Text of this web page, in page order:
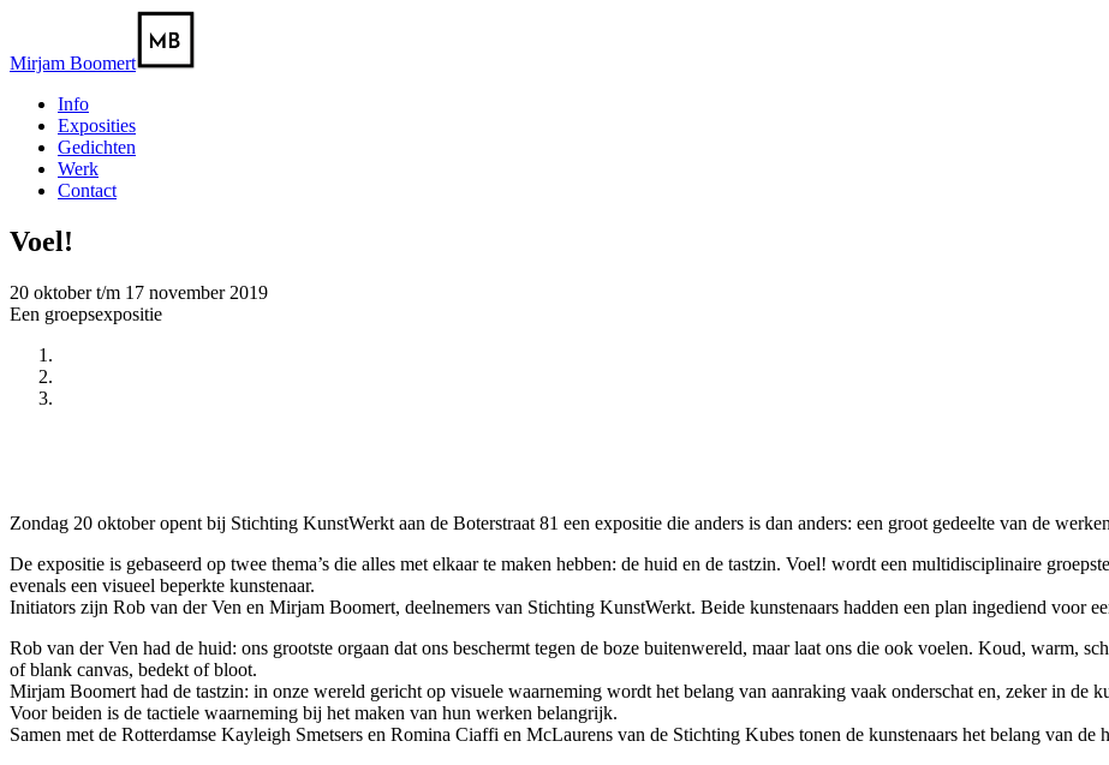
Mirjam Boomert
Info
Exposities
Gedichten
Werk
Contact
Voel!
20 oktober t/m 17 november 2019
Een groepsexpositie
Zondag 20 oktober opent bij Stichting KunstWerkt aan de Boterstraat 81 een expositie die anders is dan anders: een groot gedeelte van de
De expositie is gebaseerd op twee thema’s die alles met elkaar te maken hebben: de huid en de tastzin. Voel! wordt een multidisciplinaire
evenals een visueel beperkte kunstenaar.
Initiators zijn Rob van der Ven en Mirjam Boomert, deelnemers van Stichting KunstWerkt. Beide kunstenaars hadden een plan ingediend voor
Rob van der Ven had de huid: ons grootste orgaan dat ons beschermt tegen de boze buitenwereld, maar laat ons die ook voelen. Koud, warm,
of blank canvas, bedekt of bloot.
Mirjam Boomert had de tastzin: in onze wereld gericht op visuele waarneming wordt het belang van aanraking vaak onderschat en, zeker in de
Voor beiden is de tactiele waarneming bij het maken van hun werken belangrijk.
Samen met de Rotterdamse Kayleigh Smetsers en Romina Ciaffi en McLaurens van de Stichting Kubes tonen de kunstenaars het belang van